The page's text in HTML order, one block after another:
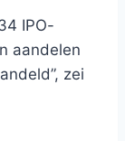
IPO-
aandelen
zei